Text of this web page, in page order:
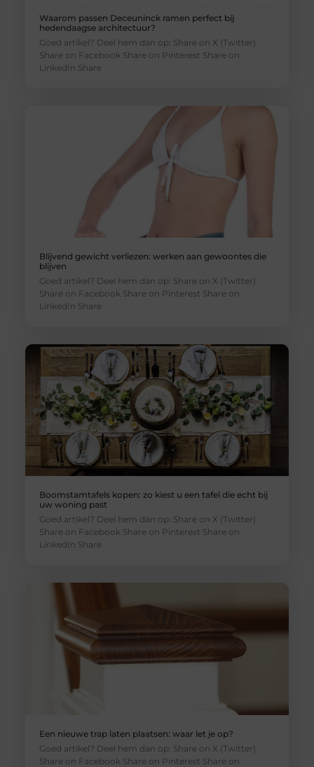
Waarom passen Deceuninck ramen perfect bij
hedendaagse architectuur?
Goed artikel? Deel hem dan op: Share on X (Twitter)
Share on Facebook Share on Pinterest Share on
LinkedIn Share
Blijvend gewicht verliezen: werken aan gewoontes die
blijven
Goed artikel? Deel hem dan op: Share on X (Twitter)
Share on Facebook Share on Pinterest Share on
LinkedIn Share
Boomstamtafels kopen: zo kiest u een tafel die echt bij
uw woning past
Goed artikel? Deel hem dan op: Share on X (Twitter)
Share on Facebook Share on Pinterest Share on
LinkedIn Share
Een nieuwe trap laten plaatsen: waar let je op?
Goed artikel? Deel hem dan op: Share on X (Twitter)
Share on Facebook Share on Pinterest Share on